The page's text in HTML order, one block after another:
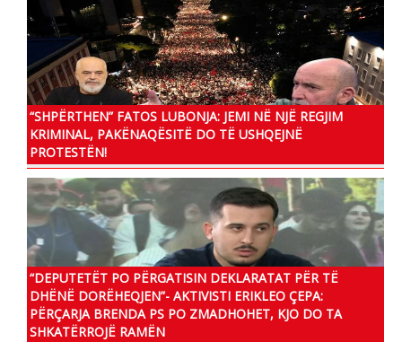
“SHPËRTHEN” FATOS LUBONJA: JEMI NË NJË REGJIM
KRIMINAL, PAKËNAQËSITË DO TË USHQEJNË
PROTESTËN!
“DEPUTETËT PO PËRGATISIN DEKLARATAT PËR TË
DHËNË DORËHEQJEN”- AKTIVISTI ERIKLEO ÇEPA:
PËRÇARJA BRENDA PS PO ZMADHOHET, KJO DO TA
SHKATËRROJË RAMËN